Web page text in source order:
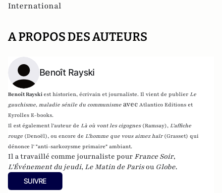
International
A PROPOS DES AUTEURS
Benoît Rayski
Benoît Rayskiest historien, écrivain et journaliste. Il vient de publier Le
gauchisme, maladie sénile du communisme avec Atlantico Editions et
Eyrolles E-books.
Il est également l'auteur de Là où vont les cigognes (Ramsay), L'affiche
rouge (Denoël), ou encore de L'homme que vous aimez haïr (Grasset) qui
dénonce l' "anti-sarkozysme primaire" ambiant.
Il a travaillé comme journaliste pour France Soir,
L'Événement du jeudi, Le Matin de Parisou Globe.
SUIVRE